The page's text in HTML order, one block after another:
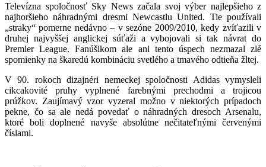
Televízna spoločnosť Sky News začala svoj výber najlepšieho z
najhoršieho náhradnými dresmi Newcastlu United. Tie používali
„straky“ pomerne nedávno – v sezóne 2009/2010, kedy zvíťazili v
druhej najvyššej anglickej súťaži a vybojovali si tak návrat do
Premier League. Fanúšikom ale ani tento úspech nezmazal zlé
spomienky na škaredú kombináciu svetlého a tmavého odtieňa žltej.
V 90. rokoch dizajnéri nemeckej spoločnosti Adidas vymysleli
cikcakovité pruhy vyplnené farebnými prechodmi a trojicou
prúžkov. Zaujímavý vzor vyzeral možno v niektorých prípadoch
pekne, čo sa ale nedá povedať o náhradných dresoch Arsenalu,
ktoré boli doplnené navyše absolútne nečitateľnými červenými
číslami.